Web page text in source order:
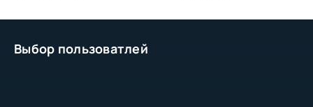
Выбор пользоватлей